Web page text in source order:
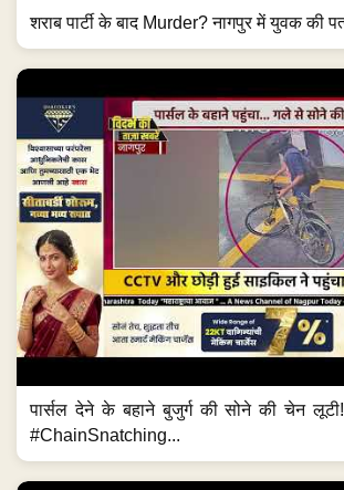
शराब पार्टी के बाद Murder? नागपुर में युवक की
पार्सल देने के बहाने बुजुर्ग की सोने की चेन
#ChainSnatching...